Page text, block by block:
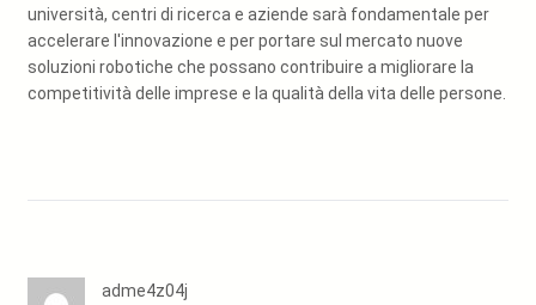
università, centri di ricerca e aziende sarà fondamentale per
accelerare l'innovazione e per portare sul mercato nuove
soluzioni robotiche che possano contribuire a migliorare la
competitività delle imprese e la qualità della vita delle persone.
adme4z04j